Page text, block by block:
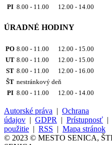
PI 8.00 - 11.00 12.00 - 14.00
ÚRADNÉ HODINY
PO 8.00 - 11.00 12.00 - 15.00
UT 8.00 - 11.00 12.00 - 15.00
ST 8.00 - 11.00 12.00 - 16.00
ŠT nestránkový deň
PI 8.00 - 11.00 12.00 - 14.00
Autorské práva | Ochrana
údajov | GDPR | Prístupnosť |
použitie | RSS | Mapa stránok
© 2023 © MESTO SENICA,